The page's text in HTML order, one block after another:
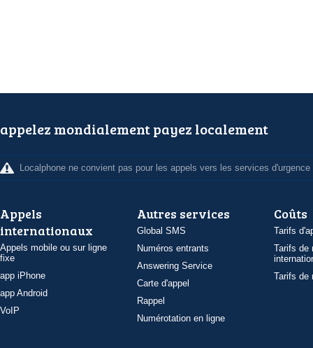
appelez mondialement payez localement
Localphone ne convient pas pour les appels vers les services d'urgence
Appels
internationaux
Appels mobile ou sur ligne
fixe
app iPhone
app Android
VoIP
Autres services
Global SMS
Numéros entrants
Answering Service
Carte d'appel
Rappel
Numérotation en ligne
Coûts
Tarifs
Tarifs de
Tarifs de